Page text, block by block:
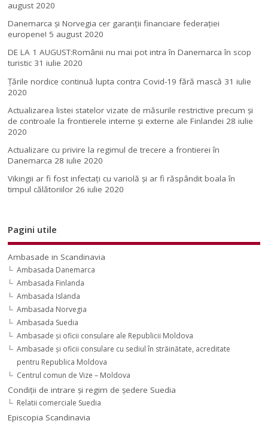
august 2020
Danemarca și Norvegia cer garanții financiare federației
europene! 5 august 2020
DE LA 1 AUGUST:Românii nu mai pot intra în Danemarca în scop
turistic 31 iulie 2020
Țările nordice continuă lupta contra Covid-19 fără mască 31 iulie
2020
Actualizarea listei statelor vizate de măsurile restrictive precum și
de controale la frontierele interne și externe ale Finlandei 28 iulie
2020
Actualizare cu privire la regimul de trecere a frontierei în
Danemarca 28 iulie 2020
Vikingii ar fi fost infectaţi cu variolă şi ar fi răspândit boala în
timpul călătoriilor 26 iulie 2020
Pagini utile
Ambasade in Scandinavia
Ambasada Danemarca
Ambasada Finlanda
Ambasada Islanda
Ambasada Norvegia
Ambasada Suedia
Ambasade şi oficii consulare ale Republicii Moldova
Ambasade şi oficii consulare cu sediul în străinătate, acreditate
pentru Republica Moldova
Centrul comun de Vize – Moldova
Condiţii de intrare şi regim de şedere Suedia
Relatii comerciale Suedia
Episcopia Scandinavia